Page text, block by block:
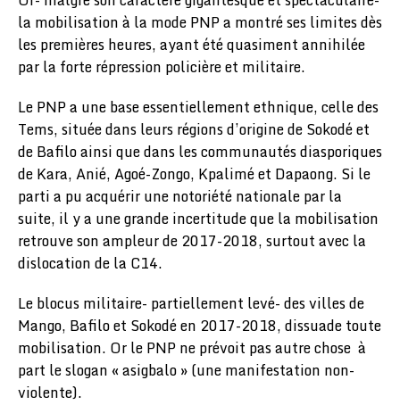
la mobilisation à la mode PNP a montré ses limites dès
les premières heures, ayant été quasiment annihilée
par la forte répression policière et militaire.
Le PNP a une base essentiellement ethnique, celle des
Tems, située dans leurs régions d’origine de Sokodé et
de Bafilo ainsi que dans les communautés diasporiques
de Kara, Anié, Agoé-Zongo, Kpalimé et Dapaong. Si le
parti a pu acquérir une notoriété nationale par la
suite, il y a une grande incertitude que la mobilisation
retrouve son ampleur de 2017-2018, surtout avec la
dislocation de la C14.
Le blocus militaire- partiellement levé- des villes de
Mango, Bafilo et Sokodé en 2017-2018, dissuade toute
mobilisation. Or le PNP ne prévoit pas autre chose à
part le slogan « asigbalo » (une manifestation non-
violente).